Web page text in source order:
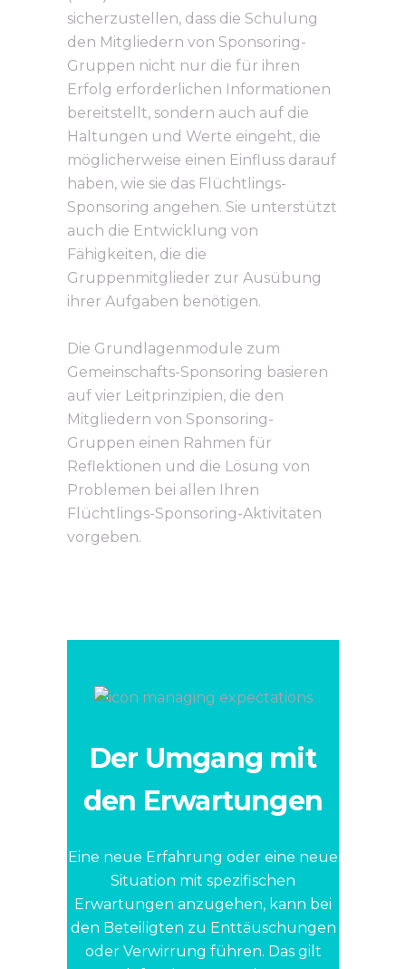
sicherzustellen, dass die Schulung
den Mitgliedern von Sponsoring-
Gruppen nicht nur die für ihren
Erfolg erforderlichen Informationen
bereitstellt, sondern auch auf die
Haltungen und Werte eingeht, die
möglicherweise einen Einfluss darauf
haben, wie sie das Flüchtlings-
Sponsoring angehen. Sie unterstützt
auch die Entwicklung von
Fähigkeiten, die die
Gruppenmitglieder zur Ausübung
ihrer Aufgaben benötigen.
Die Grundlagenmodule zum
Gemeinschafts-Sponsoring basieren
auf vier Leitprinzipien, die den
Mitgliedern von Sponsoring-
Gruppen einen Rahmen für
Reflektionen und die Lösung von
Problemen bei allen Ihren
Flüchtlings-Sponsoring-Aktivitäten
vorgeben.
Der Umgang mit
den Erwartungen
Eine neue Erfahrung oder eine neue
Situation mit spezifischen
Erwartungen anzugehen, kann bei
den Beteiligten zu Enttäuschungen
oder Verwirrung führen. Das gilt